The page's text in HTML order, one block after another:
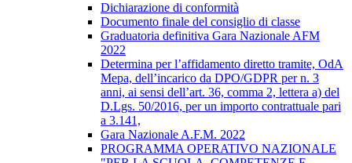
Dichiarazione di conformità
Documento finale del consiglio di classe
Graduatoria definitiva Gara Nazionale AFM
2022
Determina per l’affidamento diretto tramite, OdA
Mepa, dell’incarico da DPO/GDPR per n. 3
anni, ai sensi dell’art. 36, comma 2, lettera a) del
D.Lgs. 50/2016, per un importo contrattuale pari
a 3.141,
Gara Nazionale A.F.M. 2022
PROGRAMMA OPERATIVO NAZIONALE